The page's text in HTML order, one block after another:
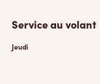
Service au volant
Jeudi